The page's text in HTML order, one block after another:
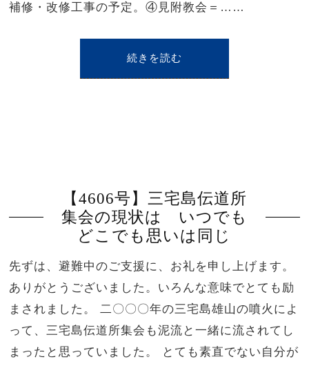
補修・改修工事の予定。④見附教会＝……
続きを読む
【4606号】三宅島伝道所
集会の現状は いつでも
どこでも思いは同じ
先ずは、避難中のご支援に、お礼を申し上げます。
ありがとうございました。いろんな意味でとても励
まされました。 二〇〇〇年の三宅島雄山の噴火によ
って、三宅島伝道所集会も泥流と一緒に流されてし
まったと思っていました。 とても素直でない自分が